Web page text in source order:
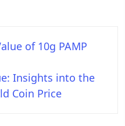
of 10g PAMP
Insights into the
Coin Price